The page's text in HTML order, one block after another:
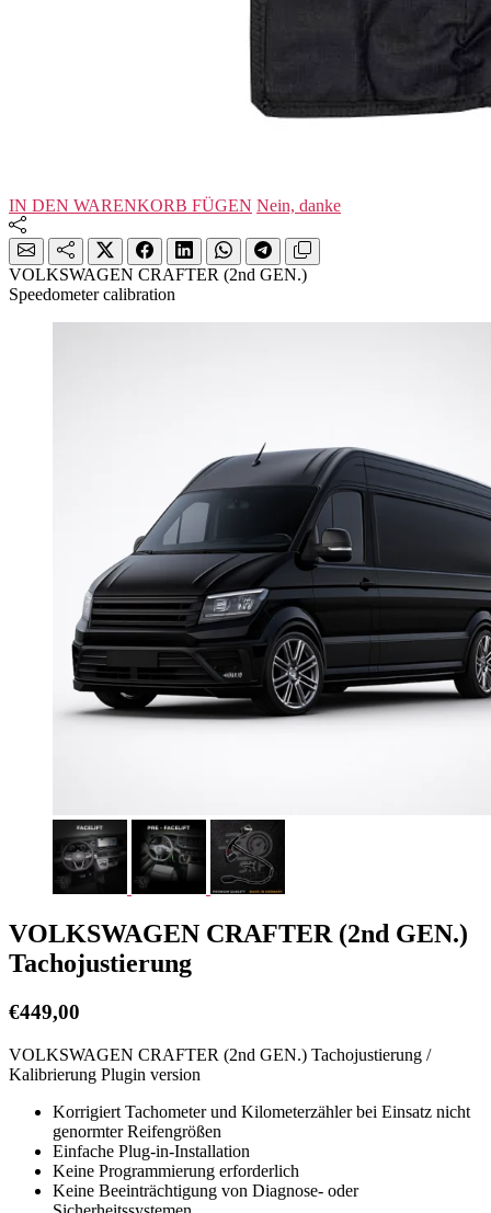
IN DEN WARENKORB FÜGEN Nein, danke
VOLKSWAGEN CRAFTER (2nd GEN.)
Speedometer calibration
VOLKSWAGEN CRAFTER (2nd GEN.)
Tachojustierung
€449,00
VOLKSWAGEN CRAFTER (2nd GEN.) Tachojustierung /
Kalibrierung Plugin version
Korrigiert Tachometer und Kilometerzähler bei Einsatz nicht
genormter Reifengrößen
Einfache Plug-in-Installation
Keine Programmierung erforderlich
Keine Beeinträchtigung von Diagnose- oder